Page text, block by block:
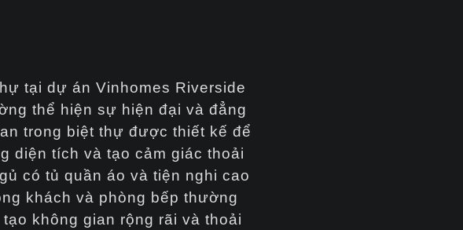
tại dự án Vinhomes Riverside
thể hiện sự hiện đại và đẳng
trong biệt thự được thiết kế để
diện tích và tạo cảm giác thoải
có tủ quần áo và tiện nghi cao
khách và phòng bếp thường
không gian rộng rãi và thoải